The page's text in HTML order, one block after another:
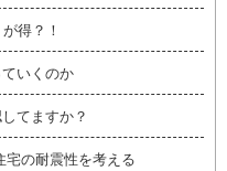
得？！
いくのか
てますか？
の耐震性を考える